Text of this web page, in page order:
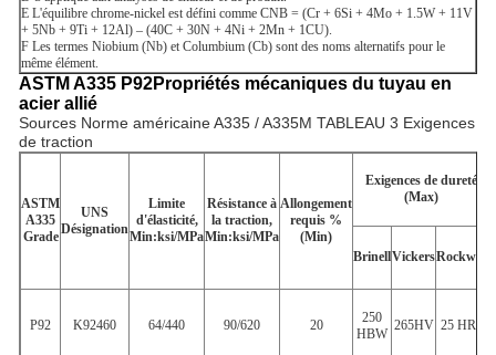
E L'équilibre chrome-nickel est défini comme CNB = (Cr + 6Si + 4Mo + 1.5W + 11V
+ 5Nb + 9Ti + 12Al) – (40C + 30N + 4Ni + 2Mn + 1CU).
F Les termes Niobium (Nb) et Columbium (Cb) sont des noms alternatifs pour le
même élément.
ASTM A335 P92Propriétés mécaniques du tuyau en
acier allié
Sources Norme américaine A335 / A335M TABLEAU 3 Exigences
de traction
ASTM
A335
Grade
UNS
Désignation
Limite
d'élasticité,
Min:ksi/MPa
Résistance à
la traction,
Min:ksi/MPa
Allongement
requis %
(Min)
Exigences de dureté
(Max)
BrinellVickersRockwell
P92 K92460 64/440 90/620 20
250
HBW
265HV 25 HRC